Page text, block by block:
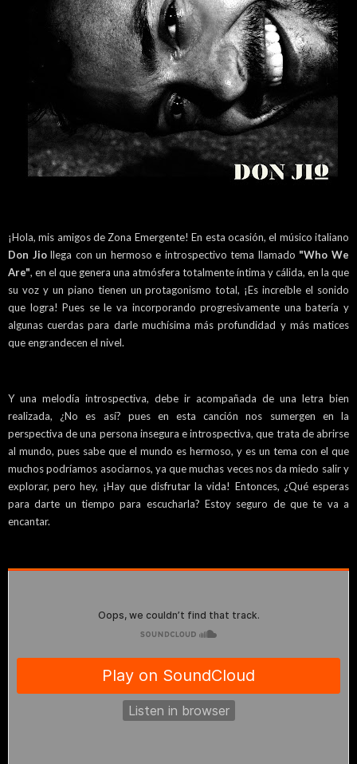
¡Hola, mis amigos de Zona Emergente! En esta ocasión, el músico italiano
Don Jiollega con un hermoso e introspectivo tema llamado "Who We
Are", en el que genera una atmósfera totalmente íntima y cálida, en la que
su voz y un piano tienen un protagonismo total, ¡Es increíble el sonido
que logra! Pues se le va incorporando progresivamente una batería y
algunas cuerdas para darle muchísima más profundidad y más matices
que engrandecen el nivel.
Y una melodía introspectiva, debe ir acompañada de una letra bien
realizada, ¿No es así? pues en esta canción nos sumergen en la
perspectiva de una persona insegura e introspectiva, que trata de abrirse
al mundo, pues sabe que el mundo es hermoso, y es un tema con el que
muchos podríamos asociarnos, ya que muchas veces nos da miedo salir y
explorar, pero hey, ¡Hay que disfrutar la vida! Entonces, ¿Qué esperas
para darte un tiempo para escucharla? Estoy seguro de que te va a
encantar.